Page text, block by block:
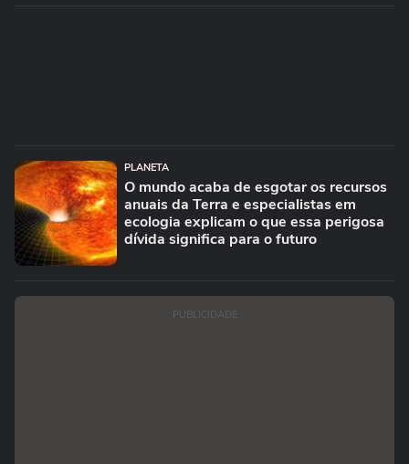
PLANETA
O mundo acaba de esgotar os recursos
anuais da Terra e especialistas em
ecologia explicam o que essa perigosa
dívida significa para o futuro
PUBLICIDADE